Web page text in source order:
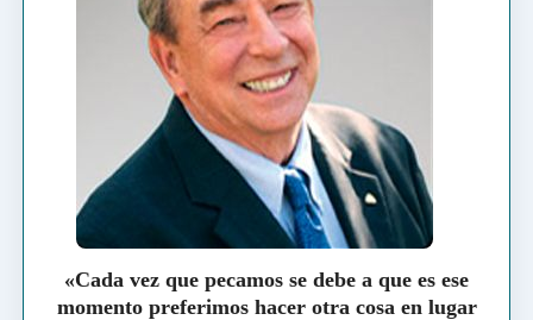
«Cada vez que pecamos se debe a que es ese
momento preferimos hacer otra cosa en lugar